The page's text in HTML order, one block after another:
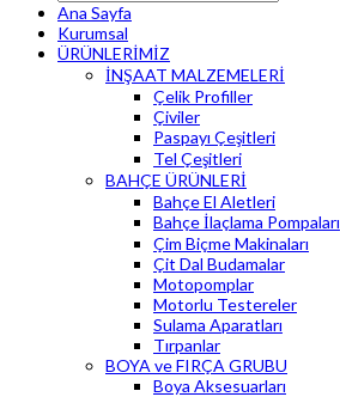
Ana Sayfa
Kurumsal
ÜRÜNLERİMİZ
İNŞAAT MALZEMELERİ
Çelik Profiller
Çiviler
Paspayı Çeşitleri
Tel Çeşitleri
BAHÇE ÜRÜNLERİ
Bahçe El Aletleri
Bahçe İlaçlama Pompaları
Çim Biçme Makinaları
Çit Dal Budamalar
Motopomplar
Motorlu Testereler
Sulama Aparatları
Tırpanlar
BOYA ve FIRÇA GRUBU
Boya Aksesuarları